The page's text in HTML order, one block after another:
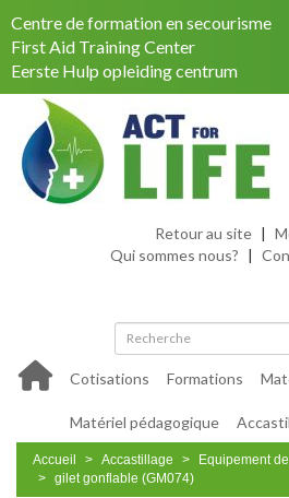
Centre de formation en secourisme
First Aid Training Center
Eerste Hulp opleiding centrum
Retour au site |
Qui sommes nous? |
Cotisations Formations
Matériel pédagogique
Accueil Accastillage
Equipement
gilet gonflable (GM074)